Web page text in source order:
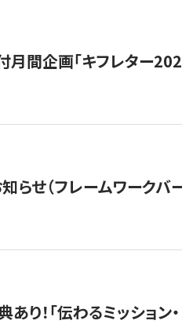
間企画「キフレター
らせ（フレームワークバ
あり！「伝わるミッシ